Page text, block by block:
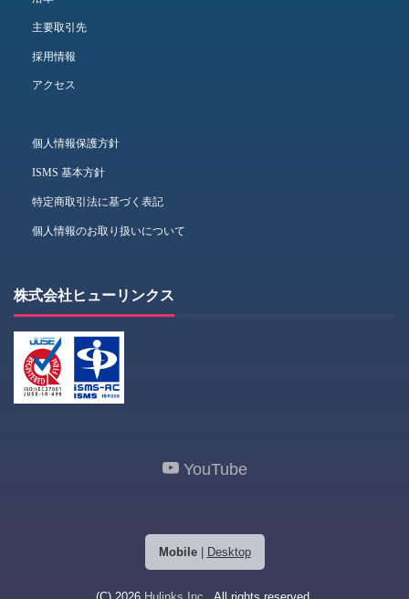
主要取引先
採用情報
アクセス
個人情報保護方針
ISMS 基本方針
特定商取引法に基づく表記
個人情報のお取り扱いについて
株式会社ヒューリンクス
YouTube
Mobile| Desktop